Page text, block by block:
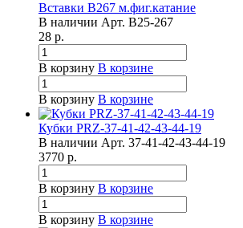
Вставки B267 м.фиг.катание
В наличии Арт. B25-267
28 р.
В корзину В корзине
В корзину В корзине
Кубки PRZ-37-41-42-43-44-19
В наличии Арт. 37-41-42-43-44-19
3770 р.
В корзину В корзине
В корзину В корзине